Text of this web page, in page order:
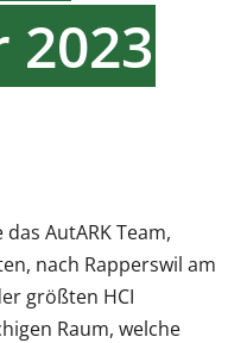
AutARK Team,
nach Rapperswil am
größten HCI
Raum, welche